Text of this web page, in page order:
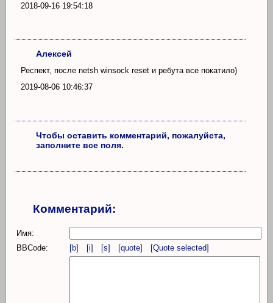
2018-09-16 19:54:18
Алексей
Респект, после netsh winsock reset и ребута все покатило)
2019-08-06 10:46:37
Чтобы оставить комментарий, пожалуйста,
заполните все поля.
Комментарий:
Имя:
BBCode:
[b] [i] [s] [quote] [Quote selected]